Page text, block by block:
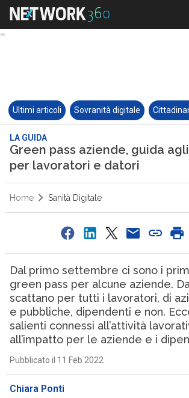
Ultimi articoli Sovranità digitale
LA GUIDA
Green pass aziende, guida
per lavoratori e datori
Home Sanità Digitale
Dal primo settembre ci sono i
green pass per alcune aziende.
scattano per tutti i lavoratori, di
e pubbliche, dipendenti e non.
salienti connessi all’attività
all’impatto per le aziende e i
Pubblicato il 11 Feb 2022
Chiara Ponti